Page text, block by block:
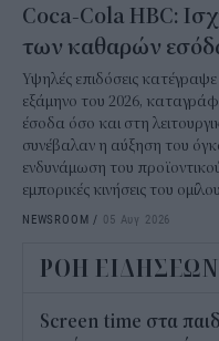
Coca-Cola HBC:
των καθαρών
Υψηλές επιδόσεις
εξάμηνο του 2026,
έσοδα όσο και στη
συνέβαλαν η αύξηση του
ενδυνάμωση του
εμπορικές κινήσεις του ομίλου
NEWSROOM / 05 Αυγ 2026
ΡΟΗ ΕΙΔΗΣΕΩΝ
Screen time στα